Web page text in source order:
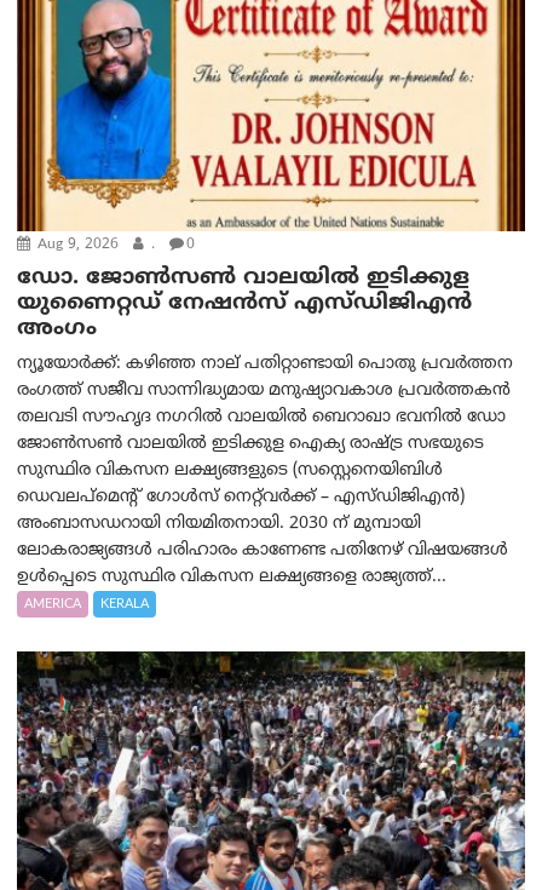
Aug 9, 2026 . 0
ഡോ. ജോൺസൺ വാലയിൽ ഇടിക്കുള
യുണൈറ്റഡ് നേഷൻസ് എസ്ഡിജിഎൻ
അംഗം
ന്യൂയോര്‍ക്ക്: കഴിഞ്ഞ നാല് പതിറ്റാണ്ടായി പൊതു പ്രവർത്തന
രംഗത്ത് സജീവ സാന്നിദ്ധ്യമായ മനുഷ്യാവകാശ പ്രവർത്തകൻ
തലവടി സൗഹൃദ നഗറിൽ വാലയിൽ ബെറാഖാ ഭവനിൽ ഡോ
ജോൺസൺ വാലയിൽ ഇടിക്കുള ഐക്യ രാഷ്ട്ര സഭയുടെ
സുസ്ഥിര വികസന ലക്ഷ്യങ്ങളുടെ (സസ്റ്റെനെയിബിൾ
ഡെവലപ്‌മെന്റ് ഗോൾസ് നെറ്റ്‌വർക്ക് – എസ്ഡിജിഎൻ)
അംബാസഡറായി നിയമിതനായി. 2030 ന് മുമ്പായി
ലോകരാജ്യങ്ങൾ പരിഹാരം കാണേണ്ട പതിനേഴ് വിഷയങ്ങൾ
ഉൾപ്പെടെ സുസ്ഥിര വികസന ലക്ഷ്യങ്ങളെ രാജ്യത്ത്...
AMERICA KERALA